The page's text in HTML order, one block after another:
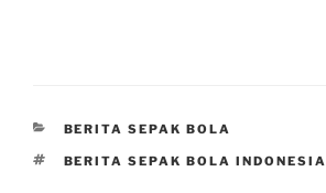
CATEGORIES
BERITA SEPAK BOLA
TAGS
BERITA SEPAK BOLA INDONESIA